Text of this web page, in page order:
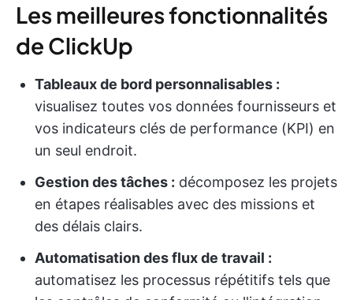
Les meilleures fonctionnalités
de ClickUp
Tableaux de bord personnalisables :
visualisez toutes vos données fournisseurs et
vos indicateurs clés de performance (KPI) en
un seul endroit.
Gestion des tâches : décomposez les projets
en étapes réalisables avec des missions et
des délais clairs.
Automatisation des flux de travail :
automatisez les processus répétitifs tels que